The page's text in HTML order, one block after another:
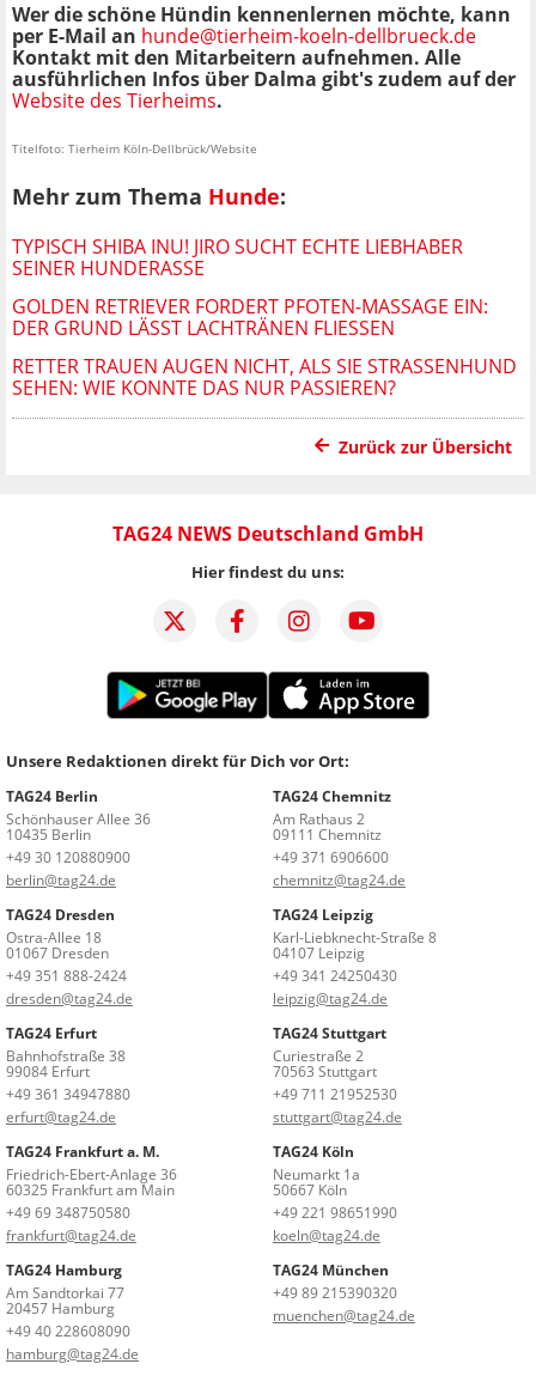
Wer die schöne Hündin kennenlernen möchte, kann
per E-Mail an hunde@tierheim-koeln-dellbrueck.de
Kontakt mit den Mitarbeitern aufnehmen. Alle
ausführlichen Infos über Dalma gibt's zudem auf der
Website des Tierheims.
Titelfoto: Tierheim Köln-Dellbrück/Website
Mehr zum Thema Hunde:
TYPISCH SHIBA INU! JIRO SUCHT ECHTE LIEBHABER
SEINER HUNDERASSE
GOLDEN RETRIEVER FORDERT PFOTEN-MASSAGE EIN:
DER GRUND LÄSST LACHTRÄNEN FLIESSEN
RETTER TRAUEN AUGEN NICHT, ALS SIE STRASSENHUND S
EHEN: WIE KONNTE DAS NUR PASSIEREN?
Zurück zur Übersicht
TAG24 NEWS Deutschland GmbH
Hier findest du uns:
Unsere Redaktionen direkt für Dich vor Ort:
TAG24 Berlin
Schönhauser Allee 36
10435 Berlin
+49 30 120880900
berlin@tag24.de
TAG24 Chemnitz
Am Rathaus 2
09111 Chemnitz
+49 371 6906600
chemnitz@tag24.de
TAG24 Dresden
Ostra-Allee 18
01067 Dresden
+49 351 888-2424
dresden@tag24.de
TAG24 Leipzig
Karl-Liebknecht-Straße 8
04107 Leipzig
+49 341 24250430
leipzig@tag24.de
TAG24 Erfurt
Bahnhofstraße 38
99084 Erfurt
+49 361 34947880
erfurt@tag24.de
TAG24 Stuttgart
Curiestraße 2
70563 Stuttgart
+49 711 21952530
stuttgart@tag24.de
TAG24 Frankfurt a. M.
Friedrich-Ebert-Anlage 36
60325 Frankfurt am Main
+49 69 348750580
frankfurt@tag24.de
TAG24 Köln
Neumarkt 1a
50667 Köln
+49 221 98651990
koeln@tag24.de
TAG24 Hamburg
Am Sandtorkai 77
20457 Hamburg
+49 40 228608090
hamburg@tag24.de
TAG24 München
+49 89 215390320
muenchen@tag24.de